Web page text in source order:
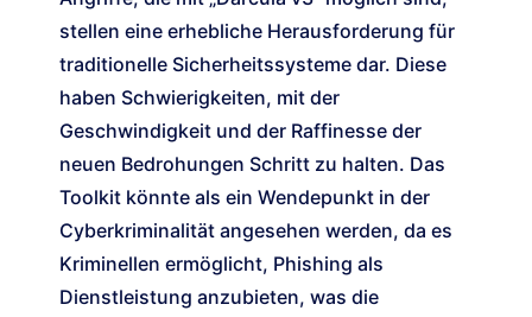
stellen eine erhebliche Herausforderung für
traditionelle Sicherheitssysteme dar. Diese
haben Schwierigkeiten, mit der
Geschwindigkeit und der Raffinesse der
neuen Bedrohungen Schritt zu halten. Das
Toolkit könnte als ein Wendepunkt in der
Cyberkriminalität angesehen werden, da es
Kriminellen ermöglicht, Phishing als
Dienstleistung anzubieten, was die